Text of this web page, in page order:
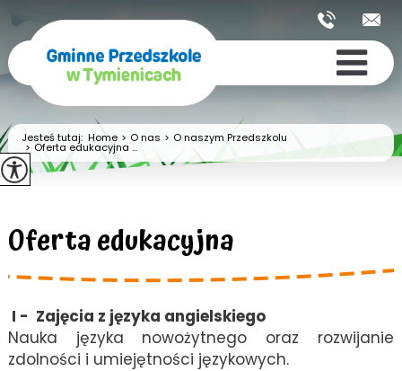
Jesteś tutaj: Home > O nas > O naszym Przedszkolu
> Oferta edukacyjna ...
Oferta edukacyjna
I - Zajęcia z języka angielskiego
Nauka języka nowożytnego oraz rozwijanie
zdolności i umiejętności językowych.